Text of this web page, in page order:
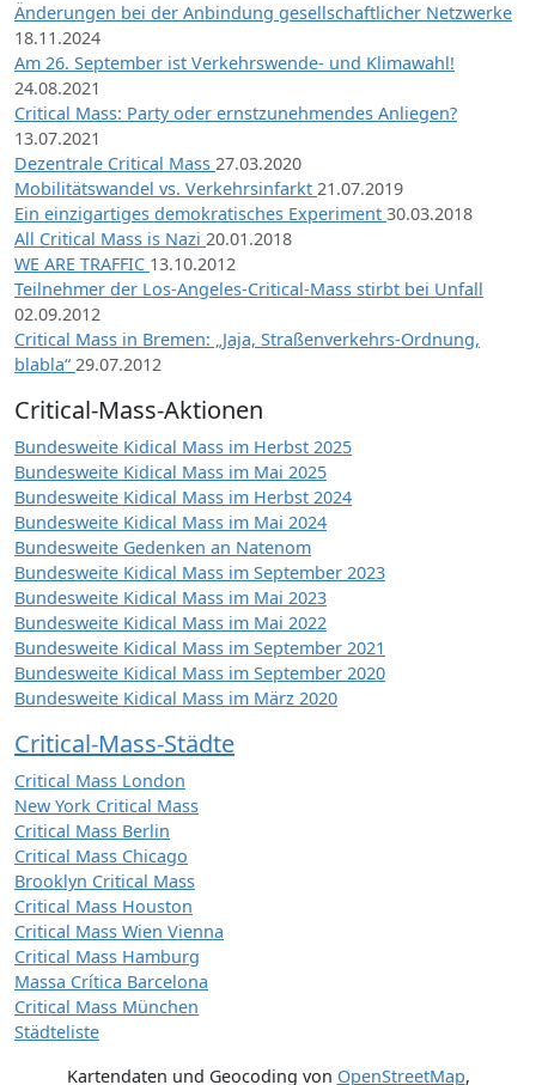
Änderungen bei der Anbindung gesellschaftlicher Netzwerke
18.11.2024
Am 26. September ist Verkehrswende- und Klimawahl!
24.08.2021
Critical Mass: Party oder ernstzunehmendes Anliegen?
13.07.2021
Dezentrale Critical Mass 27.03.2020
Mobilitätswandel vs. Verkehrsinfarkt 21.07.2019
Ein einzigartiges demokratisches Experiment 30.03.2018
All Critical Mass is Nazi 20.01.2018
WE ARE TRAFFIC 13.10.2012
Teilnehmer der Los-Angeles-Critical-Mass stirbt bei Unfall
02.09.2012
Critical Mass in Bremen: „Jaja, Straßenverkehrs-Ordnung,
blabla“ 29.07.2012
Critical-Mass-Aktionen
Bundesweite Kidical Mass im Herbst 2025
Bundesweite Kidical Mass im Mai 2025
Bundesweite Kidical Mass im Herbst 2024
Bundesweite Kidical Mass im Mai 2024
Bundesweite Gedenken an Natenom
Bundesweite Kidical Mass im September 2023
Bundesweite Kidical Mass im Mai 2023
Bundesweite Kidical Mass im Mai 2022
Bundesweite Kidical Mass im September 2021
Bundesweite Kidical Mass im September 2020
Bundesweite Kidical Mass im März 2020
Critical-Mass-Städte
Critical Mass London
New York Critical Mass
Critical Mass Berlin
Critical Mass Chicago
Brooklyn Critical Mass
Critical Mass Houston
Critical Mass Wien Vienna
Critical Mass Hamburg
Massa Crítica Barcelona
Critical Mass München
Städteliste
Kartendaten und Geocoding von OpenStreetMap,